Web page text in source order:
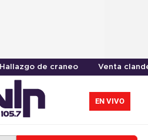
Hallazgo de craneo Venta
EN VIVO